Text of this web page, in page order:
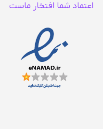
اعتماد شما افتخار ماست